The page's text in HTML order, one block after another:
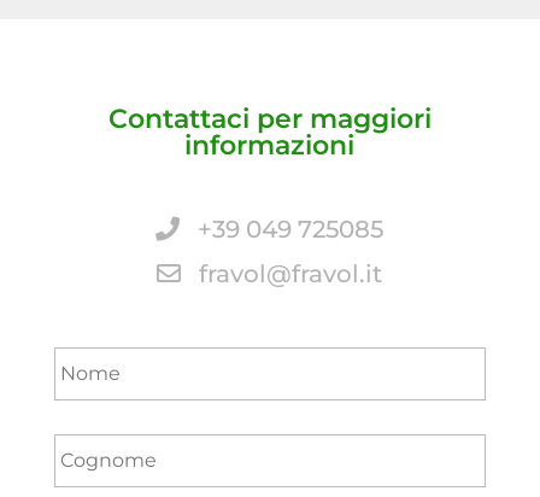
Contattaci per maggiori
informazioni
+39 049 725085
fravol@fravol.it
Nome *
Cognome *